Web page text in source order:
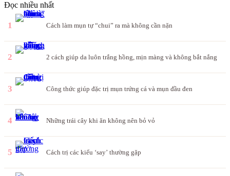
Đọc nhiều nhất
1 Cách làm mụn tự “chui” ra mà không cần nặn
2 2 cách giúp da luôn trắng hồng, mịn màng và không bắt nắng
3 Công thức giúp đặc trị mụn trứng cá và mụn đầu đen
4 Những trái cây khi ăn không nên bỏ vỏ
5 Cách trị các kiểu ‘say’ thường gặp